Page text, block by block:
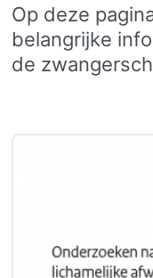
Op deze
belangrijke
de